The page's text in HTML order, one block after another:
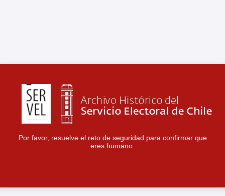
Por favor, resuelve el reto de seguridad para confirmar que
eres humano.